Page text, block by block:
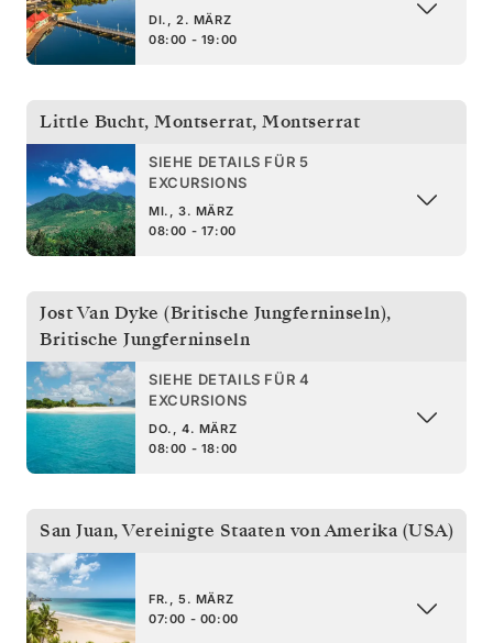
DI., 2. MÄRZ
08:00 - 19:00
Little Bucht, Montserrat, Montserrat
SIEHE DETAILS FÜR 5
EXCURSIONS
MI., 3. MÄRZ
08:00 - 17:00
Jost Van Dyke (Britische Jungferninseln),
Britische Jungferninseln
SIEHE DETAILS FÜR 4
EXCURSIONS
DO., 4. MÄRZ
08:00 - 18:00
San Juan,Vereinigte Staaten von Amerika (USA)
FR., 5. MÄRZ
07:00 - 00:00